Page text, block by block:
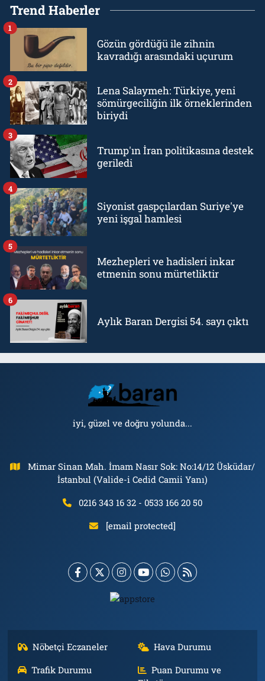
Trend Haberler
Gözün gördüğü ile zihnin
kavradığı arasındaki uçurum
1
Lena Salaymeh: Türkiye, yeni
sömürgeciliğin ilk örneklerinden
biriydi
2
Trump'ın İran politikasına destek
geriledi
3
Siyonist gaspçılardan Suriye'ye
yeni işgal hamlesi
4
Mezhepleri ve hadisleri inkar
etmenin sonu mürtetliktir
5
Aylık Baran Dergisi 54. sayı çıktı
6
iyi, güzel ve doğru yolunda...
Mimar Sinan Mah. İmam Nasır Sok: No:14/12 Üsküdar/
İstanbul (Valide-i Cedid Camii Yanı)
0216 343 16 32 - 0533 166 20 50
[email protected]
Nöbetçi Eczaneler
Hava Durumu
Trafik Durumu
Puan Durumu ve